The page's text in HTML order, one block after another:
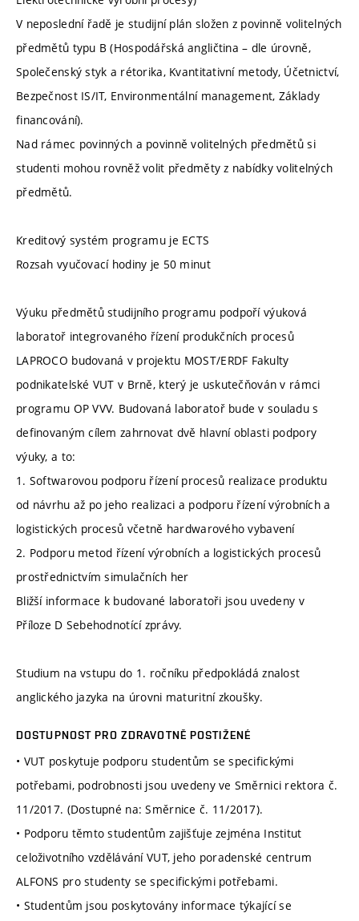
V neposlední řadě je studijní plán složen z povinně volitelných
předmětů typu B (Hospodářská angličtina – dle úrovně,
Společenský styk a rétorika, Kvantitativní metody, Účetnictví,
Bezpečnost IS/IT, Environmentální management, Základy
financování).
Nad rámec povinných a povinně volitelných předmětů si
studenti mohou rovněž volit předměty z nabídky volitelných
předmětů.
Kreditový systém programu je ECTS
Rozsah vyučovací hodiny je 50 minut
Výuku předmětů studijního programu podpoří výuková
laboratoř integrovaného řízení produkčních procesů
LAPROCO budovaná v projektu MOST/ERDF Fakulty
podnikatelské VUT v Brně, který je uskutečňován v rámci
programu OP VVV. Budovaná laboratoř bude v souladu s
definovaným cílem zahrnovat dvě hlavní oblasti podpory
výuky, a to:
1. Softwarovou podporu řízení procesů realizace produktu
od návrhu až po jeho realizaci a podporu řízení výrobních a
logistických procesů včetně hardwarového vybavení
2. Podporu metod řízení výrobních a logistických procesů
prostřednictvím simulačních her
Bližší informace k budované laboratoři jsou uvedeny v
Příloze D Sebehodnotící zprávy.
Studium na vstupu do 1. ročníku předpokládá znalost
anglického jazyka na úrovni maturitní zkoušky.
DOSTUPNOST PRO ZDRAVOTNĚ POSTIŽENÉ
• VUT poskytuje podporu studentům se specifickými
potřebami, podrobnosti jsou uvedeny ve Směrnici rektora č.
11/2017. (Dostupné na: Směrnice č. 11/2017).
• Podporu těmto studentům zajišťuje zejména Institut
celoživotního vzdělávání VUT, jeho poradenské centrum
ALFONS pro studenty se specifickými potřebami.
• Studentům jsou poskytovány informace týkající se